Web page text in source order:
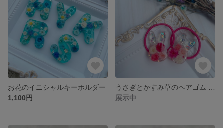
お花のイニシャルキーホルダー
1,100円
展示中